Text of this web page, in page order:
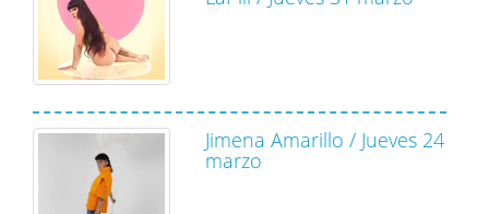
Jimena Amarillo / Jueves 24
marzo